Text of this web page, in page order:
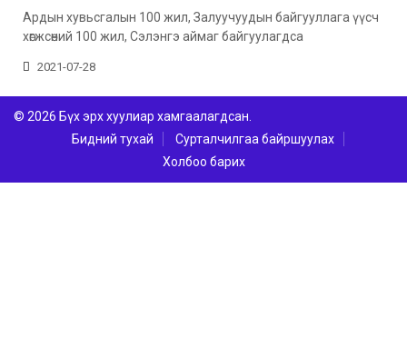
Ардын хувьсгалын 100 жил, Залуучуудын байгууллага үүсч
хөгжсөний 100 жил, Сэлэнгэ аймаг байгуулагдса
2021-07-28
© 2026 Бүх эрх хуулиар хамгаалагдсан.
Бидний тухай
Сурталчилгаа байршуулах
Холбоо барих